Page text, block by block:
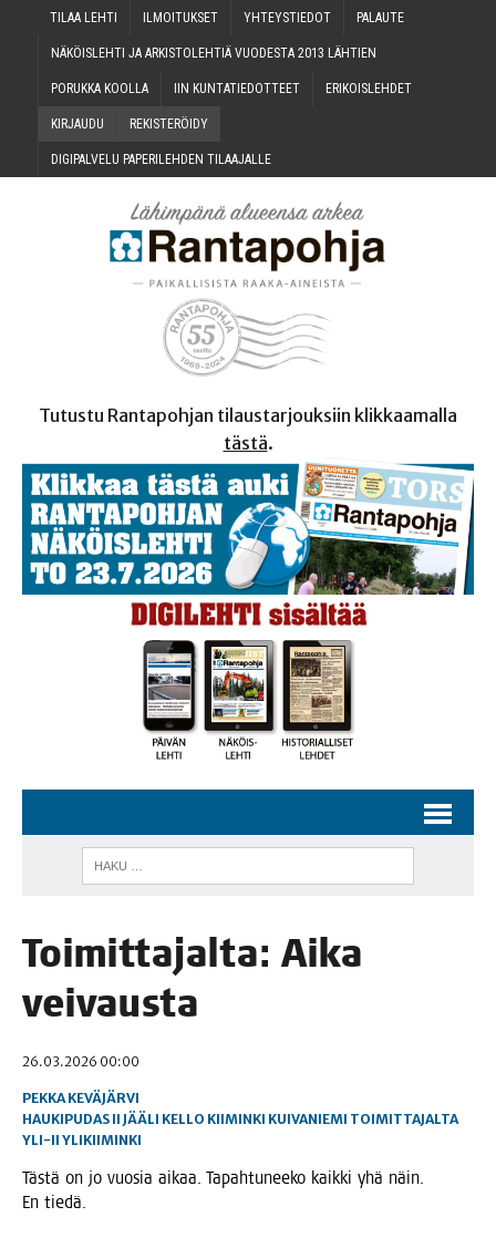
TILAA LEH­TI ILMOI­TUK­SET YHTEYS­TIE­DOT PALAU­TE
NÄKÖIS­LEH­TI JA ARKIS­TO­LEH­TIÄ VUO­DES­TA 2013 LÄHTIEN
PORUK­KA KOOLLA IIN KUN­TA­TIE­DOT­TEET ERI­KOIS­LEH­DET
KIR­JAU­DU REKIS­TE­RÖI­DY
DIGI­PAL­VE­LU PAPE­RI­LEH­DEN TILAAJALLE
Tutustu Rantapohjan tilaustarjouksiin klikkaamalla
tästä.
Toi­mit­ta­jal­ta: Aika
veivausta
26.03.2026 00:00
PEKKA KEVÄJÄRVI
HAUKIPUDAS II JÄÄLI KELLO KIIMINKI KUIVANIEMI TOIMITTAJALTA
YLI-II YLIKIIMINKI
Täs­tä on jo vuo­sia aikaa. Tapah­tu­nee­ko kaik­ki yhä näin.
En tiedä.